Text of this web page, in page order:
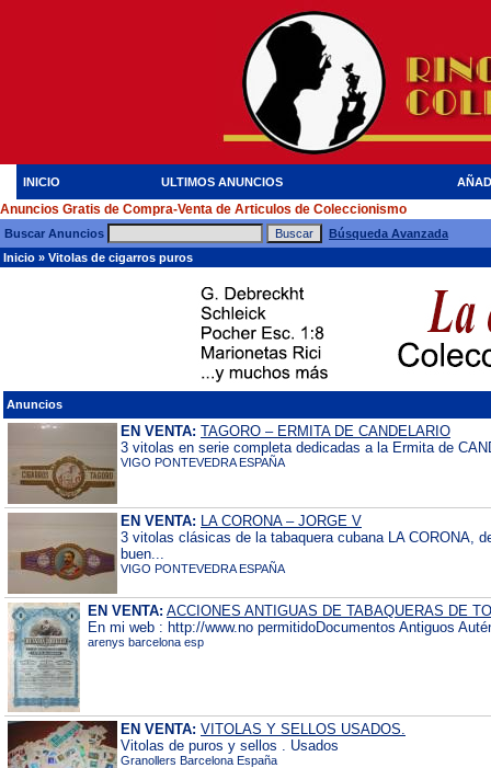
INICIO ULTIMOS ANUNCIOS
Anuncios Gratis de Compra-Venta de Articulos de Coleccionismo
Buscar Anuncios
Búsqueda Avanzada
Inicio » Vitolas de cigarros puros
Anuncios
EN VENTA: TAGORO – ERMITA DE CANDELARIO
3 vitolas en serie completa dedicadas a la Ermita de
VIGO PONTEVEDRA ESPAÑA
EN VENTA: LA CORONA – JORGE V
3 vitolas clásicas de la tabaquera cubana LA CORONA,
buen...
VIGO PONTEVEDRA ESPAÑA
EN VENTA: ACCIONES ANTIGUAS DE TABAQUERAS DE
En mi web : http://www.no permitidoDocumentos Antiguos
arenys barcelona esp
EN VENTA: VITOLAS Y SELLOS USADOS.
Vitolas de puros y sellos . Usados
Granollers Barcelona España